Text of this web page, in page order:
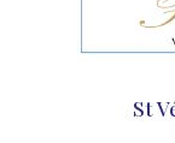
St